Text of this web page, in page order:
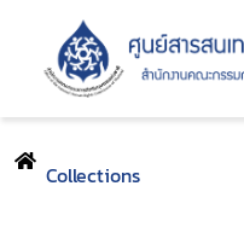
Collections